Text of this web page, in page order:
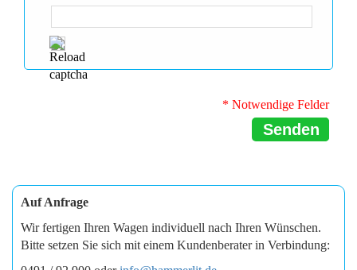
* Notwendige Felder
Senden
Auf Anfrage
Wir fertigen Ihren Wagen individuell nach Ihren Wünschen.
Bitte setzen Sie sich mit einem Kundenberater in Verbindung: